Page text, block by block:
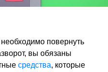
повернуть
вы обязаны
средства, которые